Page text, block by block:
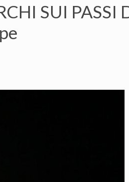
SUI PASSI